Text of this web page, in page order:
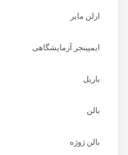
ارلن مایر
ایمپینجر آزمایشگاهی
باریل
بالن
بالن ژوژه